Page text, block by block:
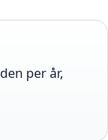
per år,